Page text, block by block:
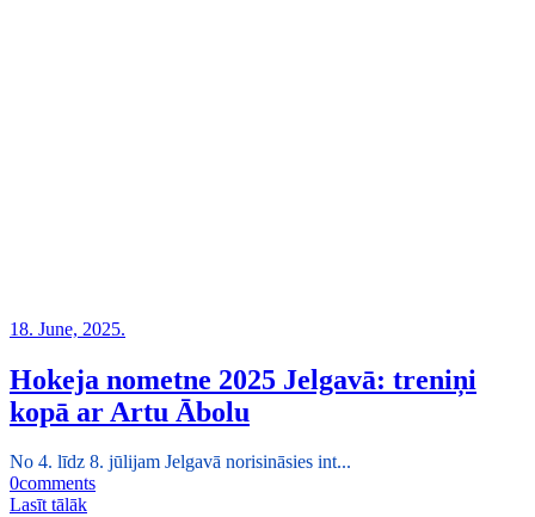
18. June, 2025.
Hokeja nometne 2025 Jelgavā: treniņi
kopā ar Artu Ābolu
No 4. līdz 8. jūlijam Jelgavā norisināsies int...
0comments
Lasīt tālāk